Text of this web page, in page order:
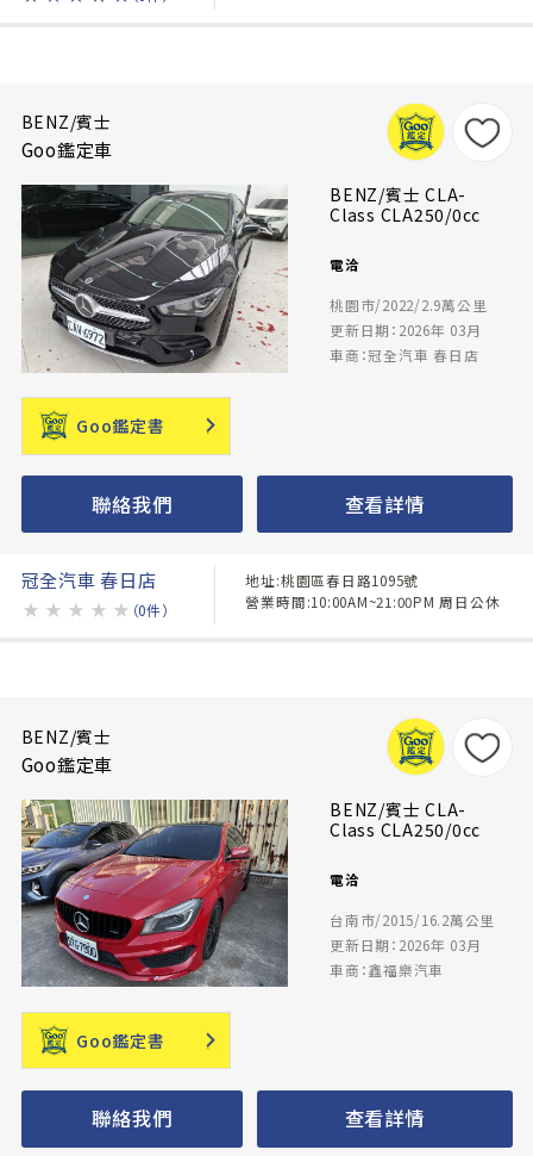
BENZ/賓士
Goo鑑定車
BENZ/賓士 CLA-
Class CLA250/0cc
電洽
桃園市/2022/2.9萬公里
更新日期：2026年 03月
車商：冠全汽車 春日店
Goo鑑定書
聯絡我們 查看詳情
冠全汽車 春日店
★ ★ ★ ★ ★ （0件）
地址:桃園區春日路1095號
營業時間:10:00AM~21:00PM 周日公休
BENZ/賓士
Goo鑑定車
BENZ/賓士 CLA-
Class CLA250/0cc
電洽
台南市/2015/16.2萬公里
更新日期：2026年 03月
車商：鑫福樂汽車
Goo鑑定書
聯絡我們 查看詳情